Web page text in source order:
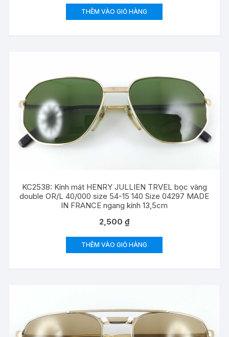
THÊM VÀO GIỎ HÀNG
KC2538: Kính mát HENRY JULLIEN TRVEL bọc vàng
double OR/L 40/000 size 54-15 140 Size 04297 MADE
IN FRANCE ngang kính 13,5cm
2,500₫
THÊM VÀO GIỎ HÀNG